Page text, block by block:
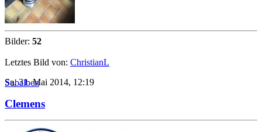
Bilder: 52
Letztes Bild von: ChristianL
Sa, 31. Mai 2014, 12:19
Subalben
Clemens